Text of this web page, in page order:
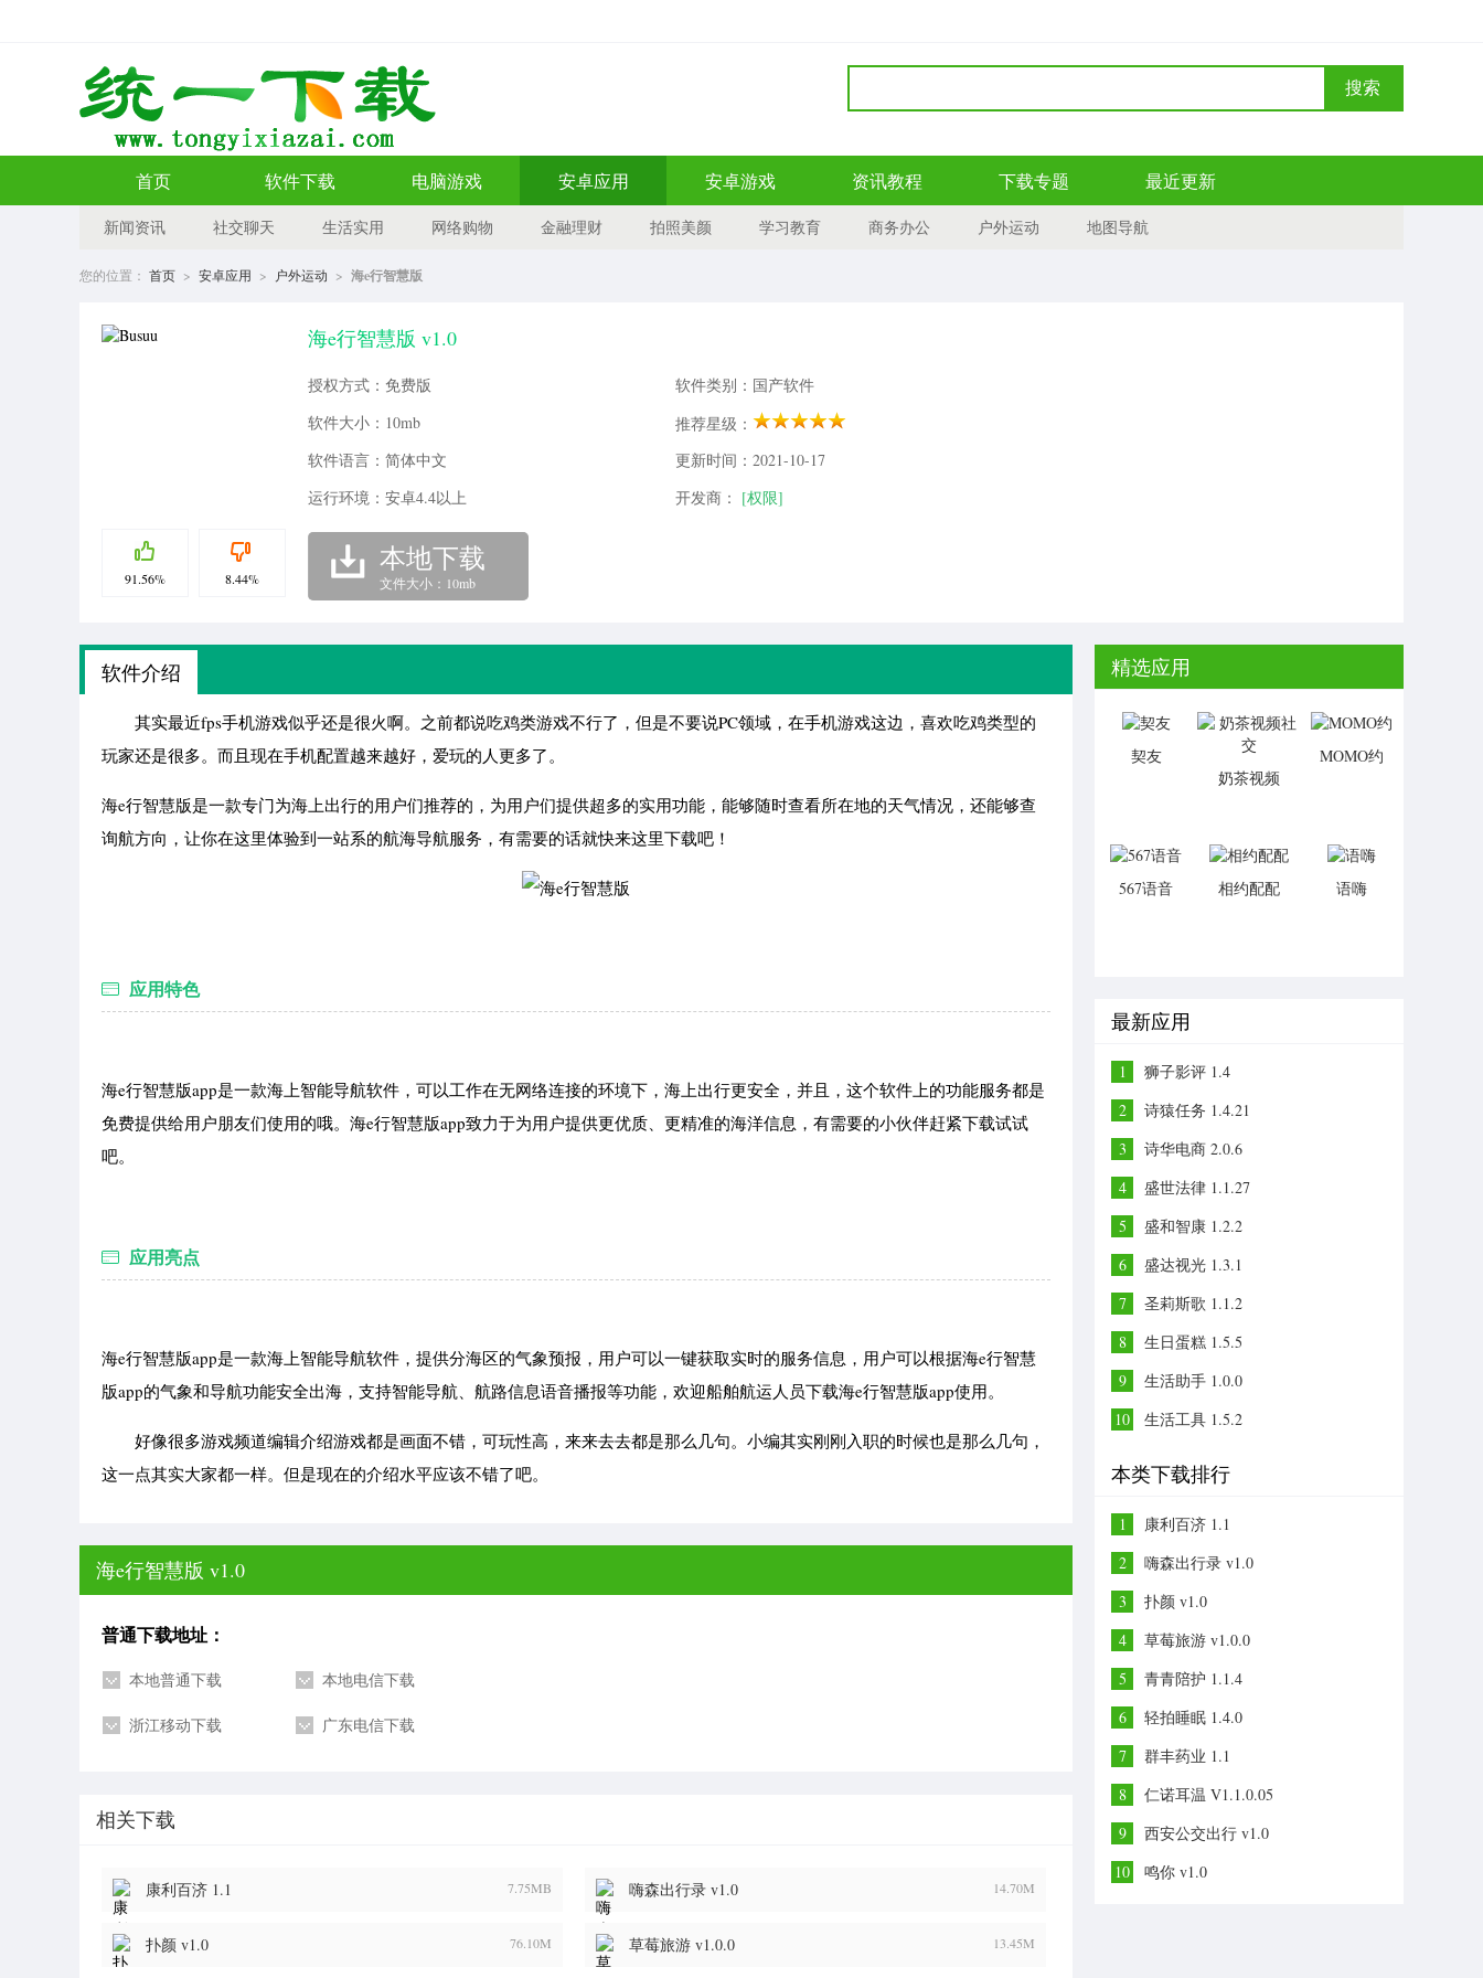
搜索
首页 软件下载 电脑游戏 安卓应用 安卓游戏 资讯教程 下载专题 最近更新
新闻资讯 社交聊天 生活实用 网络购物 金融理财 拍照美颜 学习教育 商务办公 户外运动 地图导航
您的位置： 首页 > 安卓应用 > 户外运动 > 海e行智慧版
91.56% 8.44%
海e行智慧版 v1.0
授权方式：免费版
软件类别：国产软件
软件大小：10mb
推荐星级：
软件语言：简体中文
更新时间：2021-10-17
运行环境：安卓4.4以上
开发商： [权限]
本地下载
文件大小：10mb
软件介绍
其实最近fps手机游戏似乎还是很火啊。之前都说吃鸡类游戏不行了，但是不要说PC领域，在手机游戏这边，喜欢吃鸡类型的
玩家还是很多。而且现在手机配置越来越好，爱玩的人更多了。
海e行智慧版是一款专门为海上出行的用户们推荐的，为用户们提供超多的实用功能，能够随时查看所在地的天气情况，还能够查
询航方向，让你在这里体验到一站系的航海导航服务，有需要的话就快来这里下载吧！
应用特色
海e行智慧版app是一款海上智能导航软件，可以工作在无网络连接的环境下，海上出行更安全，并且，这个软件上的功能服务都是
免费提供给用户朋友们使用的哦。海e行智慧版app致力于为用户提供更优质、更精准的海洋信息，有需要的小伙伴赶紧下载试试
吧。
应用亮点
海e行智慧版app是一款海上智能导航软件，提供分海区的气象预报，用户可以一键获取实时的服务信息，用户可以根据海e行智慧
版app的气象和导航功能安全出海，支持智能导航、航路信息语音播报等功能，欢迎船舶航运人员下载海e行智慧版app使用。
好像很多游戏频道编辑介绍游戏都是画面不错，可玩性高，来来去去都是那么几句。小编其实刚刚入职的时候也是那么几句，
这一点其实大家都一样。但是现在的介绍水平应该不错了吧。
海e行智慧版 v1.0
普通下载地址：
本地普通下载 本地电信下载
浙江移动下载 广东电信下载
相关下载
康利百济 1.1 7.75MB 嗨森出行录 v1.0 14.70M
扑颜 v1.0 76.10M 草莓旅游 v1.0.0 13.45M
精选应用
契友
奶茶视频
MOMO约
567语音 相约配配 语嗨
最新应用
1
狮子影评 1.4
2
诗猿任务 1.4.21
3
诗华电商 2.0.6
4
盛世法律 1.1.27
5
盛和智康 1.2.2
6
盛达视光 1.3.1
7
圣莉斯歌 1.1.2
8
生日蛋糕 1.5.5
9
生活助手 1.0.0
10
生活工具 1.5.2
本类下载排行
1
康利百济 1.1
2
嗨森出行录 v1.0
3
扑颜 v1.0
4
草莓旅游 v1.0.0
5
青青陪护 1.1.4
6
轻拍睡眠 1.4.0
7
群丰药业 1.1
8
仁诺耳温 V1.1.0.05
9
西安公交出行 v1.0
10
鸣你 v1.0